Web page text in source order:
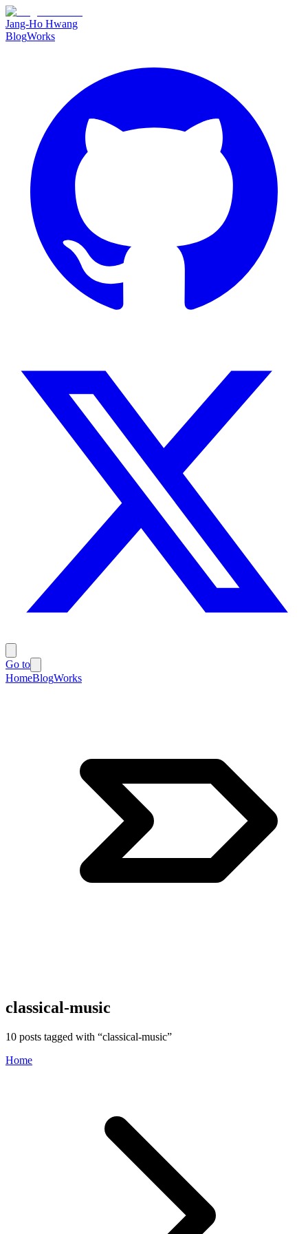
Jang-Ho Hwang
BlogWorks
Go to
HomeBlogWorks
classical-music
10 posts tagged with “classical-music”
Home